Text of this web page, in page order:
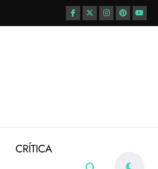
CRÍTICA